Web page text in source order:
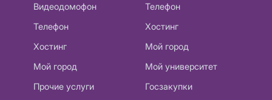
Видеодомофон
Телефон
Хостинг
Мой город
Прочие услуги
Телефон
Хостинг
Мой город
Мой университет
Госзакупки